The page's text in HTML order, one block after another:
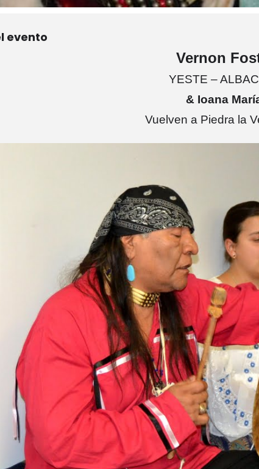
evento
Vernon
YESTE –
& Ioana
Vuelven a Piedra la